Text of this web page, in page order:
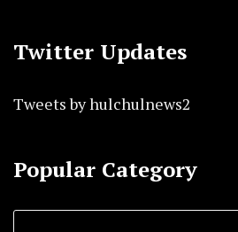
Twitter Updates
Tweets by hulchulnews2
Popular Category